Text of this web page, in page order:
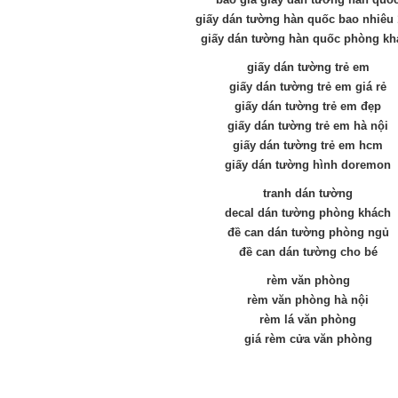
giấy dán tường hàn quốc bao nhiêu
giấy dán tường hàn quốc phòng
giấy dán tường trẻ em
giấy dán tường trẻ em giá rẻ
giấy dán tường trẻ em đẹp
giấy dán tường trẻ em hà nội
giấy dán tường trẻ em hcm
giấy dán tường hình doremon
tranh dán tường
decal dán tường phòng khách
đề can dán tường phòng ngủ
đề can dán tường cho bé
rèm văn phòng
rèm văn phòng hà nội
rèm lá văn phòng
giá rèm cửa văn phòng